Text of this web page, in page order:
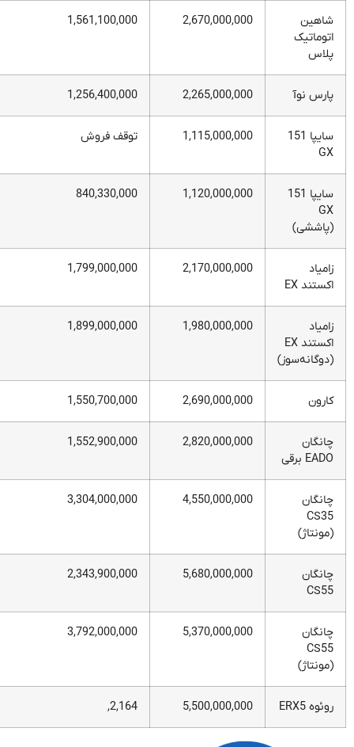
شاهین
اتوماتیک
پلاس
2,670,000,000
1,561,100,000
پارس نوآ 2,265,000,000
1,256,400,000
سایپا 151
GX
1,115,000,000 توقف فروش
سایپا 151
GX
(پاششی)
1,120,000,000
840,330,000
زامیاد
اکستند EX
2,170,000,000
1,799,000,000
زامیاد
اکستند EX
(دوگانه‌سوز)
1,980,000,000
1,899,000,000
کارون 2,690,000,000
1,550,700,000
چانگان
EADO برقی
2,820,000,000
1,552,900,000
چانگان
CS35
(مونتاژ)
4,550,000,000
3,304,000,000
چانگان
CS55
5,680,000,000
2,343,900,000
چانگان
CS55
(مونتاژ)
5,370,000,000
3,792,000,000
روئوه ERX5 5,500,000,000
2,164,